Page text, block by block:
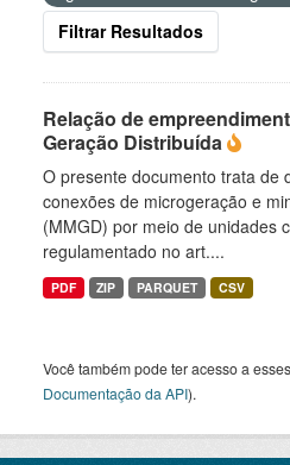
Filtrar Resultados
Relação de
Geração Distribuída
O presente documento trata de
conexões de microgeração e
(MMGD) por meio de unidades
regulamentado no art....
PDF ZIP PARQUET CSV
Você também pode ter acesso a
Documentação da API).